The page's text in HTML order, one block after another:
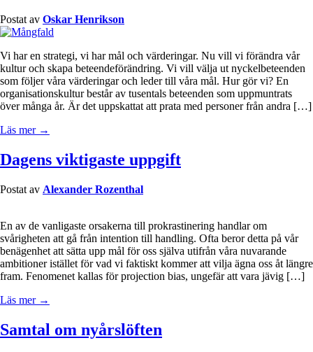
Postat av Oskar Henrikson
Vi har en strategi, vi har mål och värderingar. Nu vill vi förändra vår
kultur och skapa beteendeförändring. Vi vill välja ut nyckelbeteenden
som följer våra värderingar och leder till våra mål. Hur gör vi? En
organisationskultur består av tusentals beteenden som uppmuntrats
över många år. Är det uppskattat att prata med personer från andra […]
Läs mer →
Dagens viktigaste uppgift
Postat av Alexander Rozenthal
En av de vanligaste orsakerna till prokrastinering handlar om
svårigheten att gå från intention till handling. Ofta beror detta på vår
benägenhet att sätta upp mål för oss själva utifrån våra nuvarande
ambitioner istället för vad vi faktiskt kommer att vilja ägna oss åt längre
fram. Fenomenet kallas för projection bias, ungefär att vara jävig […]
Läs mer →
Samtal om nyårslöften